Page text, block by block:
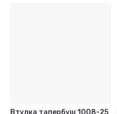
Втулка тапербуш 1008-25